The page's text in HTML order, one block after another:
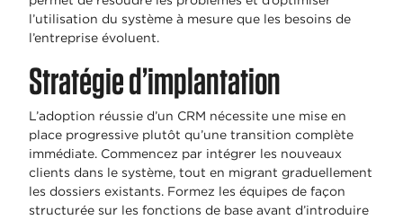
l’utilisation du système à mesure que les besoins de
l’entreprise évoluent.
Stratégie d’implantation
L’adoption réussie d’un CRM nécessite une mise en
place progressive plutôt qu’une transition complète
immédiate. Commencez par intégrer les nouveaux
clients dans le système, tout en migrant graduellement
les dossiers existants. Formez les équipes de façon
structurée sur les fonctions de base avant d’introduire